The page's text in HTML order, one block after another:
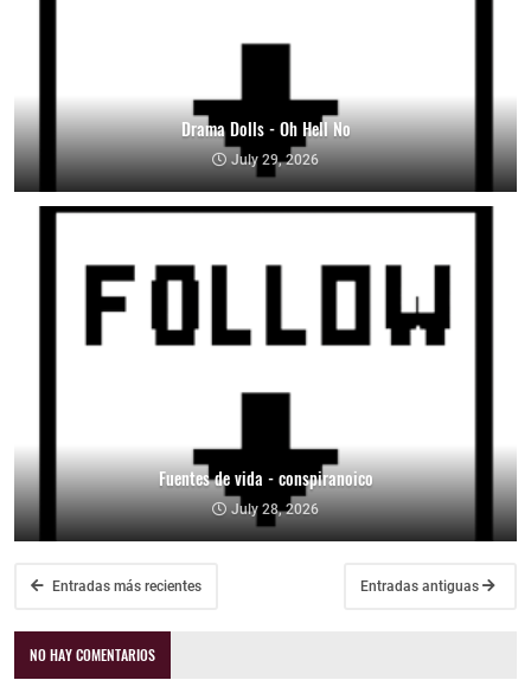
Drama Dolls - Oh Hell No
July 29, 2026
Fuentes de vida - conspiranoico
July 28, 2026
Entradas más recientes Entradas antiguas
NO HAY COMENTARIOS